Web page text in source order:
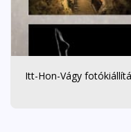
Itt-Hon-Vágy